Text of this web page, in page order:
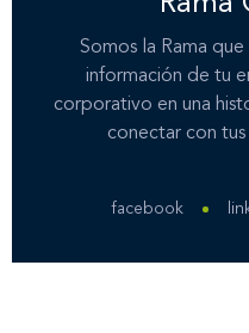
Somos la Rama
información de tu
corporativo en una
conectar con tus
facebook